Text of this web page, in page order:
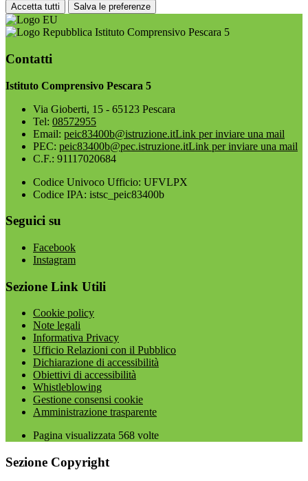
Accetta tutti Salva le preferenze
Istituto Comprensivo Pescara 5
Contatti
Istituto Comprensivo Pescara 5
Via Gioberti, 15 - 65123 Pescara
Tel: 08572955
Email: peic83400b@istruzione.itLink per inviare una mail
PEC: peic83400b@pec.istruzione.itLink per inviare una mail
C.F.: 91117020684
Codice Univoco Ufficio: UFVLPX
Codice IPA: istsc_peic83400b
Seguici su
Facebook
Instagram
Sezione Link Utili
Cookie policy
Note legali
Informativa Privacy
Ufficio Relazioni con il Pubblico
Dichiarazione di accessibilità
Obiettivi di accessibilità
Whistleblowing
Gestione consensi cookie
Amministrazione trasparente
Pagina visualizzata 568 volte
Sezione Copyright